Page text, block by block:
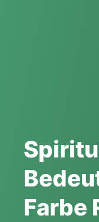
Farbe